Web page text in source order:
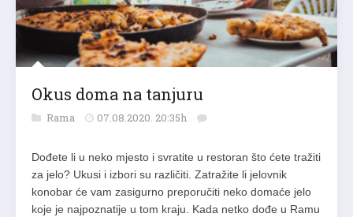
Okus doma na tanjuru
Rama 07.08.2020. 20:35h
Dođete li u neko mjesto i svratite u restoran što ćete tražiti
za jelo? Ukusi i izbori su različiti. Zatražite li jelovnik
konobar će vam zasigurno preporučiti neko domaće jelo
koje je najpoznatije u tom kraju. Kada netko dođe u Ramu